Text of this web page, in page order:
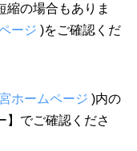
の場合もありま
ージ )をご確認くだ
ホームページ )内の
】でご確認くださ